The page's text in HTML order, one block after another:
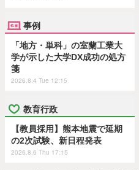
事例
「地方・単科」の室蘭工業大
学が示した大学DX成功の処方
箋
2026.8.4 Tue 12:15
教育行政
【教員採用】熊本地震で延期
の2次試験、新日程発表
2026.8.6 Thu 17:15